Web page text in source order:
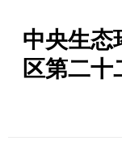
中央生态
区第二